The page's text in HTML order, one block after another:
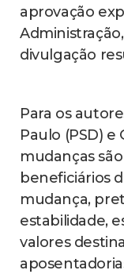
aprovação
divulgação
Para os
Paulo (PSD) e
mudanças
beneficiários
mudança,
estabilidade,
valores